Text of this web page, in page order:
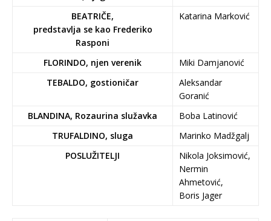
BEATRIČE,
predstavlja se kao Frederiko
Rasponi
Katarina Marković
FLORINDO, njen verenik
Miki Damjanović
TEBALDO, gostioničar
Aleksandar
Goranić
BLANDINA, Rozaurina služavka
Boba Latinović
TRUFALDINO, sluga
Marinko Madžgalj
POSLUŽITELJI
Nikola Joksimović,
Nermin
Ahmetović,
Boris Jager